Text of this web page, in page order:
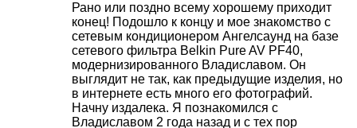
Рано или поздно всему хорошему приходит
конец! Подошло к концу и мое знакомство с
сетевым кондиционером Ангелсаунд на базе
сетевого фильтра Belkin Pure AV PF40,
модернизированного Владиславом. Он
выглядит не так, как предыдущие изделия, но
в интернете есть много его фотографий.
Начну издалека. Я познакомился с
Владиславом 2 года назад и с тех пор